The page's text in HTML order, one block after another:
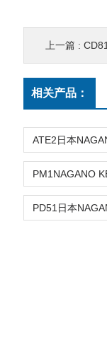
上一篇 :
相关产品：